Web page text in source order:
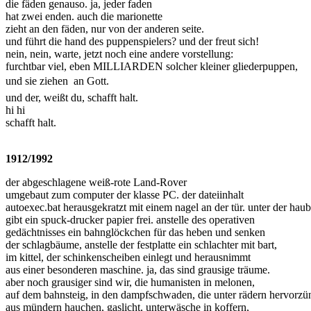
die fäden genauso. ja, jeder faden
hat zwei enden. auch die marionette
zieht an den fäden, nur von der anderen seite.
und führt die hand des puppenspielers? und der freut sich!
nein, nein, warte, jetzt noch eine andere vorstellung:
furchtbar viel, eben MILLIARDEN solcher kleiner gliederpuppen,
und sie ziehen  an Gott.
und der, weißt du, schafft halt.
hi hi
schafft halt.
1912/1992
der abgeschlagene weiß-rote Land-Rover
umgebaut zum computer der klasse PC. der dateiinhalt
autoexec.bat herausgekratzt mit einem nagel an der tür. unter der
gibt ein spuck-drucker papier frei. anstelle des operativen
gedächtnisses ein bahnglöckchen für das heben und senken
der schlagbäume, anstelle der festplatte ein schlachter mit bart,
im kittel, der schinkenscheiben einlegt und herausnimmt
aus einer besonderen maschine. ja, das sind grausige träume.
aber noch grausiger sind wir, die humanisten in melonen,
auf dem bahnsteig, in den dampfschwaden, die unter rädern
aus mündern hauchen, gaslicht, unterwäsche in koffern,